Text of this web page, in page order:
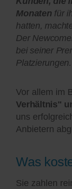
Monaten für
hatten,
Der
bei seiner
Vor allem im
Verhältnis"
uns
Anbietern
Was
Sie zahlen